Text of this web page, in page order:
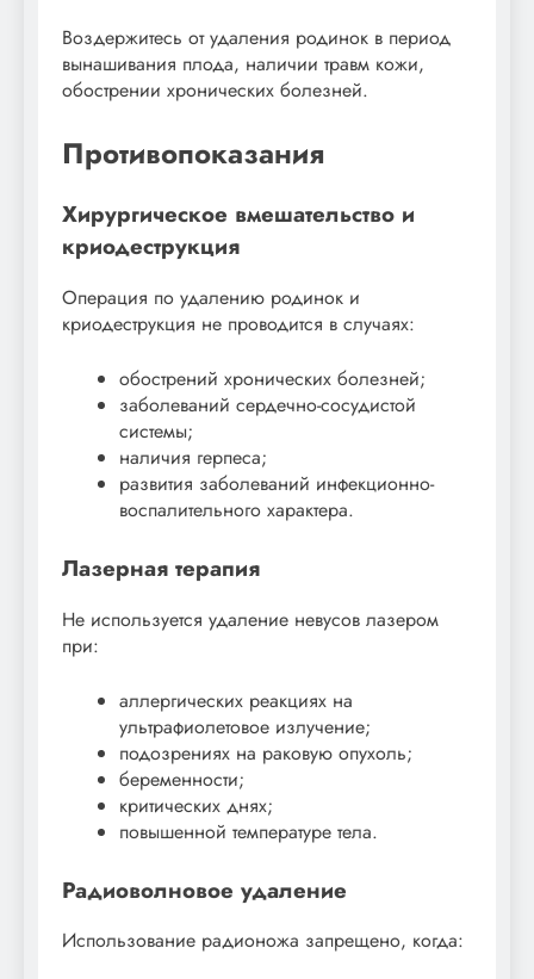
Воздержитесь от удаления родинок в период
вынашивания плода, наличии травм кожи,
обострении хронических болезней.
Противопоказания
Хирургическое вмешательство и
криодеструкция
Операция по удалению родинок и
криодеструкция не проводится в случаях:
обострений хронических болезней;
заболеваний сердечно-сосудистой
системы;
наличия герпеса;
развития заболеваний инфекционно-
воспалительного характера.
Лазерная терапия
Не используется удаление невусов лазером
при:
аллергических реакциях на
ультрафиолетовое излучение;
подозрениях на раковую опухоль;
беременности;
критических днях;
повышенной температуре тела.
Радиоволновое удаление
Использование радионожа запрещено, когда: